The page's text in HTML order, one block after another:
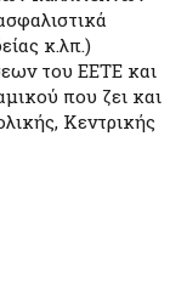
κ.λπ.)
του ΕΕΤΕ και
που ζει και
Κεντρικής